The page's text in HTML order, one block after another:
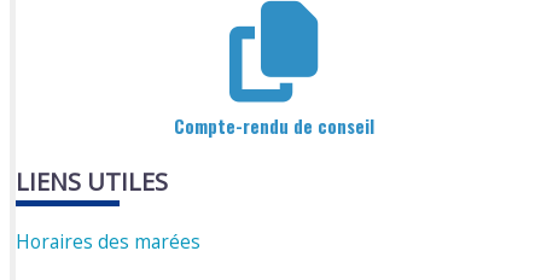
Compte-rendu de conseil
LIENS UTILES
Horaires des marées